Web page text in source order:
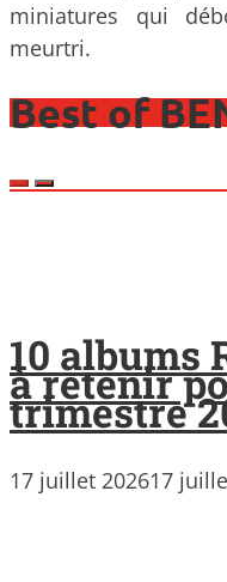
miniatures qui
meurtri.
Best of
10 albums
à retenir
trimestre
17 juillet 202617